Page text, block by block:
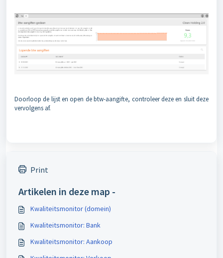
Doorloop de lijst en open de btw-aangifte, controleer deze en sluit deze
vervolgens af.
Print
Artikelen in deze map -
Kwaliteitsmonitor (domein)
Kwaliteitsmonitor: Bank
Kwaliteitsmonitor: Aankoop